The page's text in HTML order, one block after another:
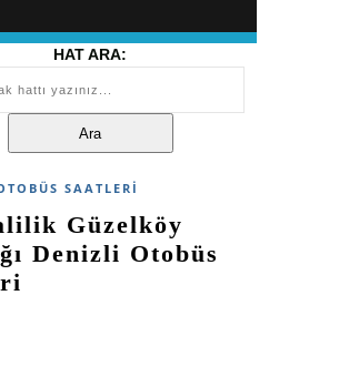
HAT ARA:
SAATLERI
Güzelköy
Denizli Otobüs